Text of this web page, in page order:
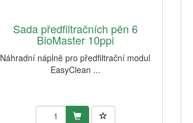
Sada předfiltračních pěn 6
BioMaster 10ppi
Náhradní náplně pro předfiltrační modul
EasyClean ...